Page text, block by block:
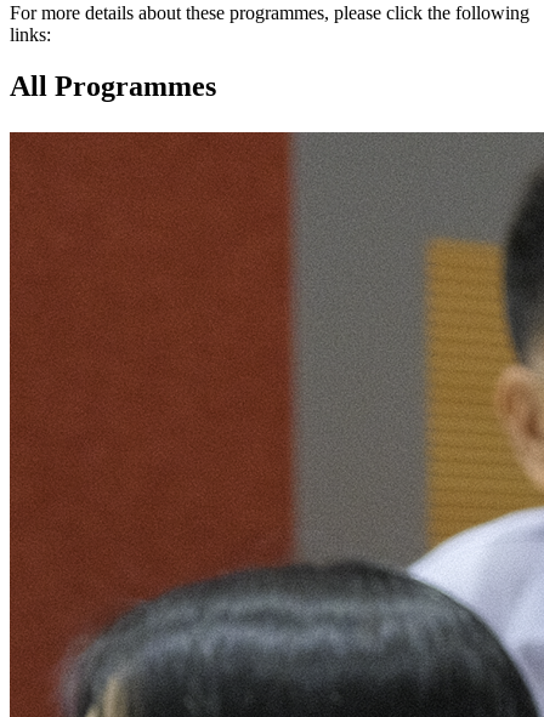
For more details about these programmes, please click the following
links:
All Programmes